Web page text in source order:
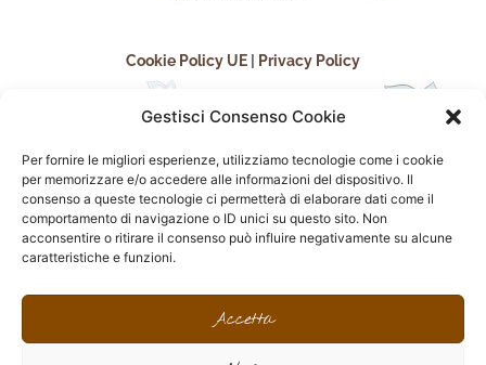
Gestisci Consenso Cookie
Per fornire le migliori esperienze, utilizziamo tecnologie come i cookie
per memorizzare e/o accedere alle informazioni del dispositivo. Il
consenso a queste tecnologie ci permetterà di elaborare dati come il
comportamento di navigazione o ID unici su questo sito. Non
acconsentire o ritirare il consenso può influire negativamente su alcune
caratteristiche e funzioni.
Accetta
Cookie Policy UE Privacy Policy
seguici sui social
F
e
I
n
t
P
i
t
F
c